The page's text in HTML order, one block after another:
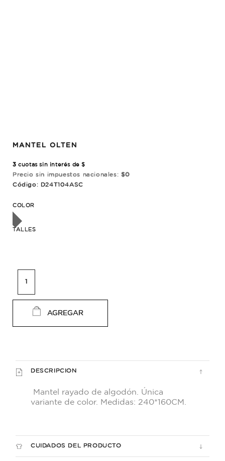
MANTEL OLTEN
3 cuotas sin interés de $
Precio sin impuestos nacionales: $0
Código: D24T104ASC
COLOR
TALLES
AGREGAR
DESCRIPCION
Mantel rayado de algodón. Única
variante de color. Medidas: 240*160CM.
CUIDADOS DEL PRODUCTO